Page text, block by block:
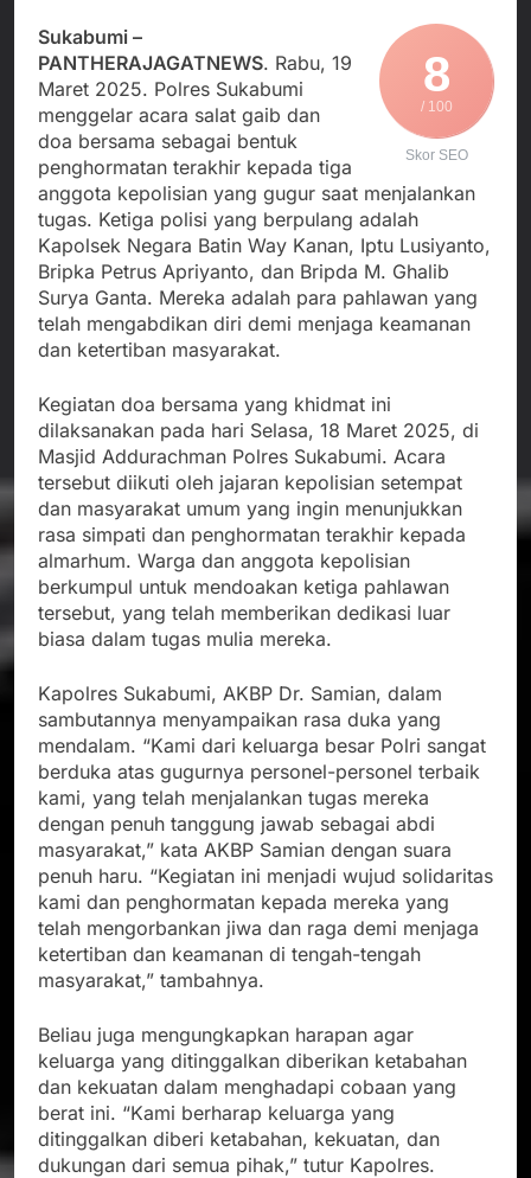
Nasional TKBM: “Belum
Ada Keputusan Resmi”
Menjalin Harmoni di
Tanah Sukaresmi: Kala
Mina Padi, P2L, dan
Gotong Royong
Menggerakkan Ekonomi
Desa
Agustus 3, 2026
Korban Tenggelam di
Perairan Giligenting
Ditemukan, Polisi
Pastikan Penanganan
Berjalan Sesuai
Prosedur
Agustus 3, 2026
Kapolresta Sumenep
Sambut Kedatangan
Korban Evakuasi KM
Mutiara Sentosa 2 di
Pelabuhan Kalianget
Agustus 3, 2026
8
/ 100
Skor SEO
Sukabumi –
PANTHERAJAGATNEWS. Rabu, 19
Maret 2025. Polres Sukabumi
menggelar acara salat gaib dan
doa bersama sebagai bentuk
penghormatan terakhir kepada tiga
anggota kepolisian yang gugur saat menjalankan
tugas. Ketiga polisi yang berpulang adalah
Kapolsek Negara Batin Way Kanan, Iptu Lusiyanto,
Bripka Petrus Apriyanto, dan Bripda M. Ghalib
Surya Ganta. Mereka adalah para pahlawan yang
telah mengabdikan diri demi menjaga keamanan
dan ketertiban masyarakat.
Kegiatan doa bersama yang khidmat ini
dilaksanakan pada hari Selasa, 18 Maret 2025, di
Masjid Addurachman Polres Sukabumi. Acara
tersebut diikuti oleh jajaran kepolisian setempat
dan masyarakat umum yang ingin menunjukkan
rasa simpati dan penghormatan terakhir kepada
almarhum. Warga dan anggota kepolisian
berkumpul untuk mendoakan ketiga pahlawan
tersebut, yang telah memberikan dedikasi luar
biasa dalam tugas mulia mereka.
Kapolres Sukabumi, AKBP Dr. Samian, dalam
sambutannya menyampaikan rasa duka yang
mendalam. “Kami dari keluarga besar Polri sangat
berduka atas gugurnya personel-personel terbaik
kami, yang telah menjalankan tugas mereka
dengan penuh tanggung jawab sebagai abdi
masyarakat,” kata AKBP Samian dengan suara
penuh haru. “Kegiatan ini menjadi wujud solidaritas
kami dan penghormatan kepada mereka yang
telah mengorbankan jiwa dan raga demi menjaga
ketertiban dan keamanan di tengah-tengah
masyarakat,” tambahnya.
Beliau juga mengungkapkan harapan agar
keluarga yang ditinggalkan diberikan ketabahan
dan kekuatan dalam menghadapi cobaan yang
berat ini. “Kami berharap keluarga yang
ditinggalkan diberi ketabahan, kekuatan, dan
dukungan dari semua pihak,” tutur Kapolres.